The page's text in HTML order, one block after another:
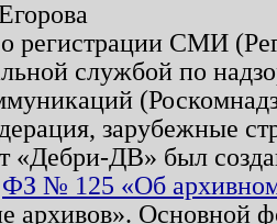
о регистрации СМИ
службой по
зарубежные
«Дебри-ДВ» был
ФЗ № 125 «Об
архивов». Основной